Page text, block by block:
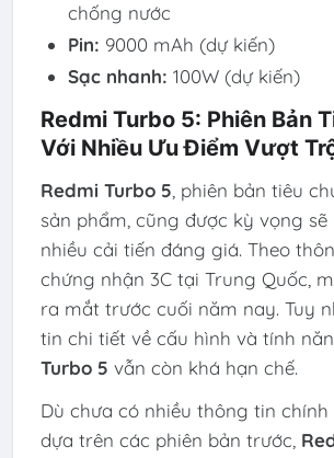
chống nước
Pin: 9000 mAh (dự kiến)
Sạc nhanh: 100W (dự kiến)
Redmi Turbo 5: Phiên Bản
Với Nhiều Ưu Điểm Vượt
Redmi Turbo 5 , phiên bản tiêu
sản phẩm, cũng được kỳ vọng sẽ
nhiều cải tiến đáng giá. Theo
chứng nhận 3C tại Trung Quốc,
ra mắt trước cuối năm nay. Tuy
tin chi tiết về cấu hình và tính
Turbo 5 vẫn còn khá hạn chế.
Dù chưa có nhiều thông tin chính
dựa trên các phiên bản trước,